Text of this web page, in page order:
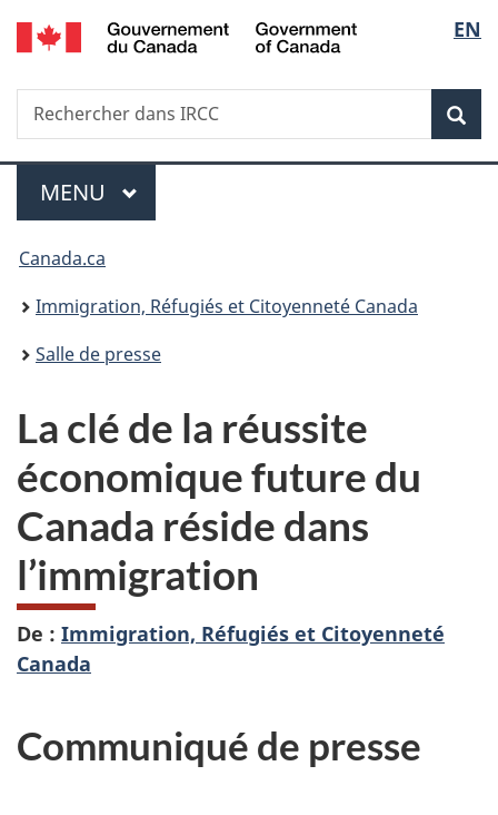
Passer
au
Passer
à
du
Passer
à
simplifiée
de
la
EN
Recherche
Rechercher
dans
Menu
MENU PRINCIPAL
Vous
êtes
ici :
Canada.ca
Immigration, Réfugiés et Citoyenneté Canada
Salle de presse
La clé de la réussite
économique future du
Canada réside dans
l’immigration
De : Immigration, Réfugiés et Citoyenneté
Canada
Communiqué de presse